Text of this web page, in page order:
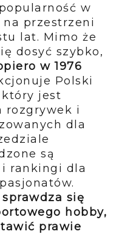
w
przestrzeni
lat. Mimo że
dosyć szybko,
w 1976
Polski
który jest
rozgrywek i
dla
są
rankingi dla
się
hobby,
prawie